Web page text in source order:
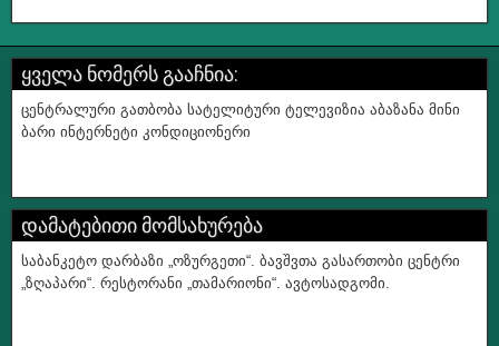
ყველა ნომერს გააჩნია:
ცენტრალური გათბობა სატელიტური ტელევიზია აბაზანა მინი
ბარი ინტერნეტი კონდიციონერი
დამატებითი მომსახურება
საბანკეტო დარბაზი „ოზურგეთი“. ბავშვთა გასართობი ცენტრი
„ზღაპარი“. რესტორანი „თამარიონი“. ავტოსადგომი.